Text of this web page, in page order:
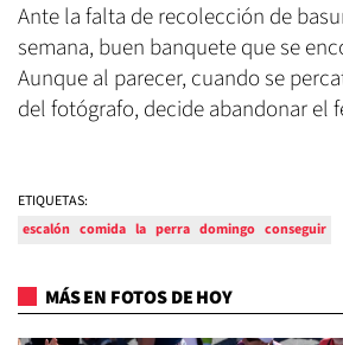
Ante la falta de recolección de
semana, buen banquete que se
Aunque al parecer, cuando se
del fotógrafo, decide abandonar el
ETIQUETAS:
escalón comida la perra domingo conseguir
MÁS EN FOTOS DE HOY